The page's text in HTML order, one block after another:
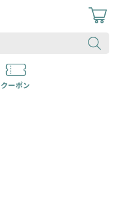
クーポン